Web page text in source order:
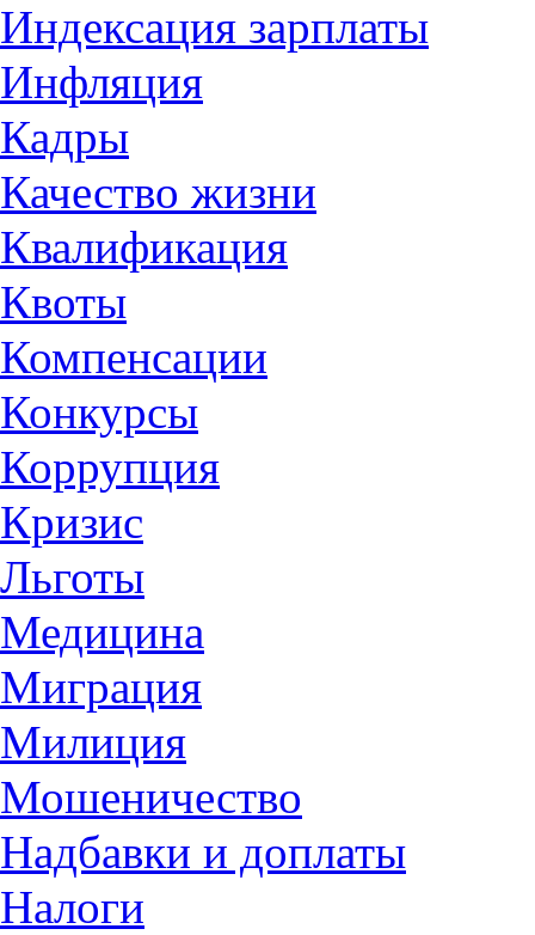
Индексация зарплаты
Инфляция
Кадры
Качество жизни
Квалификация
Квоты
Компенсации
Конкурсы
Коррупция
Кризис
Льготы
Медицина
Миграция
Милиция
Мошеничество
Надбавки и доплаты
Налоги